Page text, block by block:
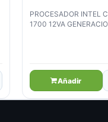
PROCESADOR INTEL
1700 12VA
Añadir